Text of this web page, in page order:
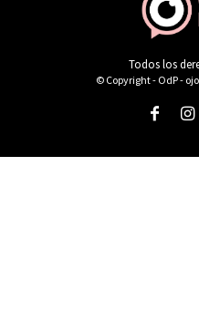
Todos los
© Copyright - OdP -